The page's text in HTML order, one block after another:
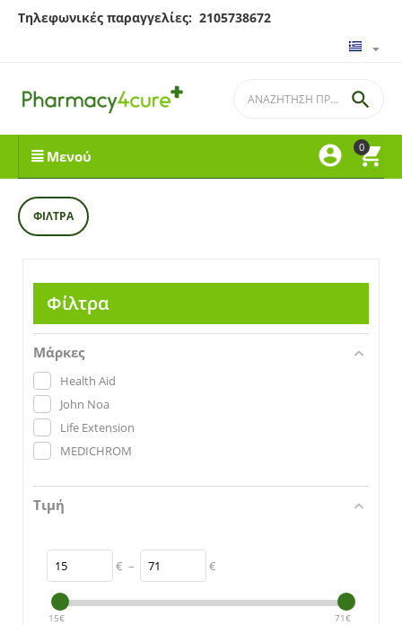
Τηλεφωνικές παραγγελίες: 2105738672
0



Μενού
ΦΊΛΤΡΑ
Φίλτρα
Μάρκες
Health Aid
John Noa
Life Extension
MEDICHROM
Τιμή
€ – €
15€ 71€